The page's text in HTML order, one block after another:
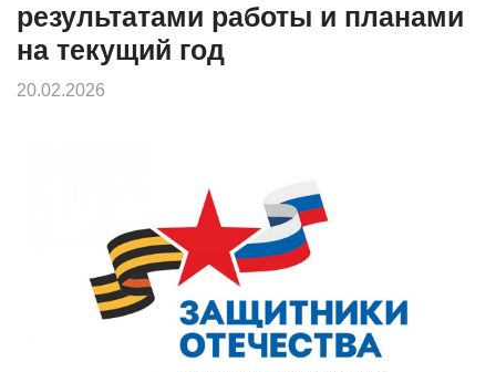
результатами работы и планами
на текущий год
20.02.2026